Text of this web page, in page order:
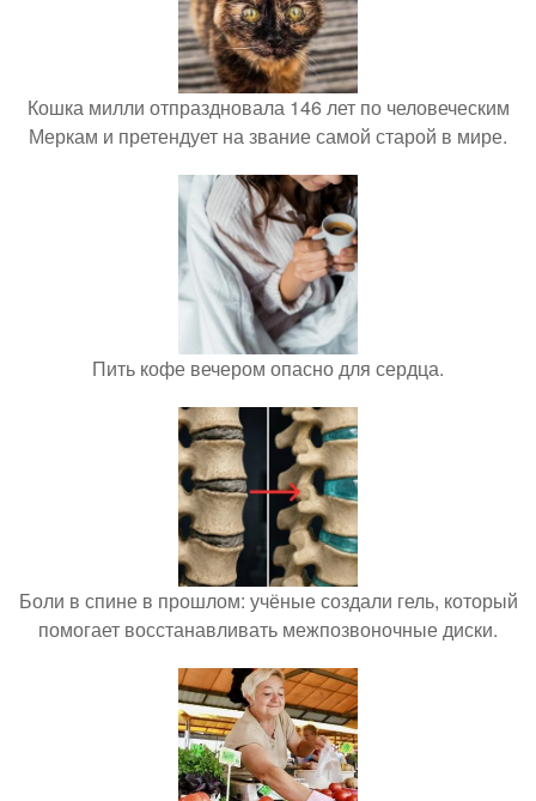
Кошка милли отпраздновала 146 лет по человеческим
Меркам и претендует на звание самой старой в мире.
Пить кофе вечером опасно для сердца.
Боли в спине в прошлом: учёные создали гель, который
помогает восстанавливать межпозвоночные диски.